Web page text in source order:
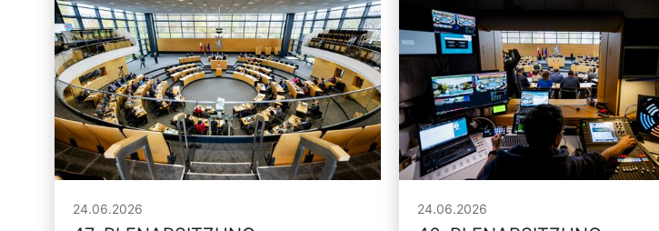
24.06.2026 24.06.2026